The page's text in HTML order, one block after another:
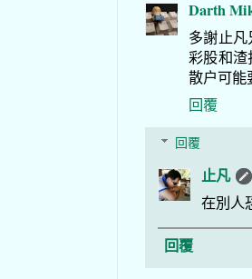
Darth
多謝止
彩股和
散户可能
回覆
回覆
止凡
在別人
回覆